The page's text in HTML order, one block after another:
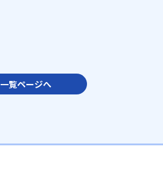
一覧ページへ